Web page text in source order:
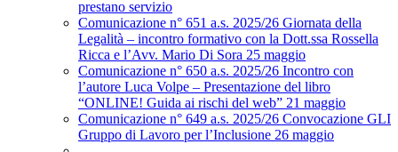
prestano servizio
Comunicazione n° 651 a.s. 2025/26 Giornata della
Legalità – incontro formativo con la Dott.ssa Rossella
Ricca e l’Avv. Mario Di Sora 25 maggio
Comunicazione n° 650 a.s. 2025/26 Incontro con
l’autore Luca Volpe – Presentazione del libro
“ONLINE! Guida ai rischi del web” 21 maggio
Comunicazione n° 649 a.s. 2025/26 Convocazione GLI
Gruppo di Lavoro per l’Inclusione 26 maggio